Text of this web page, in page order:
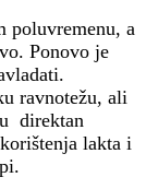
poluvremenu, a
Ponovo je
ravnotežu, ali
direktan
lakta i